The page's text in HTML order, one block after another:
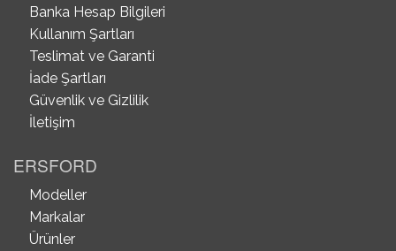
Banka Hesap Bilgileri
Kullanım Şartları
Teslimat ve Garanti
İade Şartları
Güvenlik ve Gizlilik
İletişim
ERSFORD
Modeller
Markalar
Ürünler